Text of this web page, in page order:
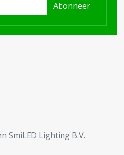
Abonneer
SmiLED Lighting B.V.